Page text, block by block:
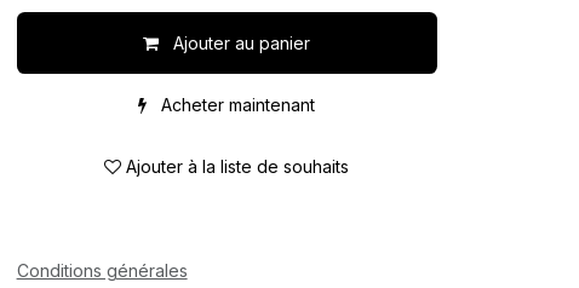
Ajouter au panier
Acheter maintenant
Ajouter à la liste de souhaits
Conditions générales